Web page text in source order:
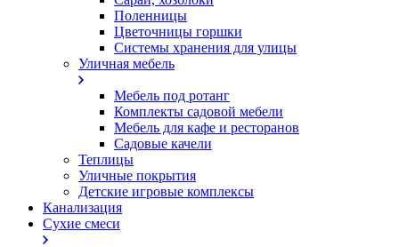
Поленницы
Цветочницы горшки
Системы хранения для улицы
Уличная мебель
Мебель под ротанг
Комплекты садовой мебели
Мебель для кафе и ресторанов
Садовые качели
Теплицы
Уличные покрытия
Детские игровые комплексы
Канализация
Сухие смеси